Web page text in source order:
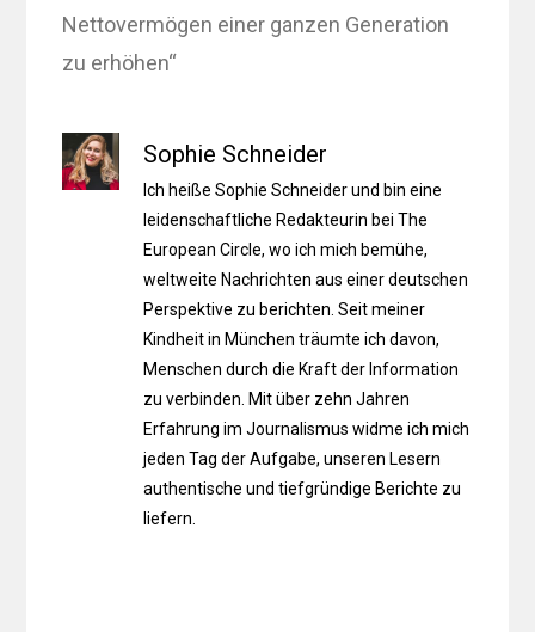
Nettovermögen einer ganzen Generation
zu erhöhen“
Sophie Schneider
Ich heiße Sophie Schneider und bin eine
leidenschaftliche Redakteurin bei The
European Circle, wo ich mich bemühe,
weltweite Nachrichten aus einer deutschen
Perspektive zu berichten. Seit meiner
Kindheit in München träumte ich davon,
Menschen durch die Kraft der Information
zu verbinden. Mit über zehn Jahren
Erfahrung im Journalismus widme ich mich
jeden Tag der Aufgabe, unseren Lesern
authentische und tiefgründige Berichte zu
liefern.